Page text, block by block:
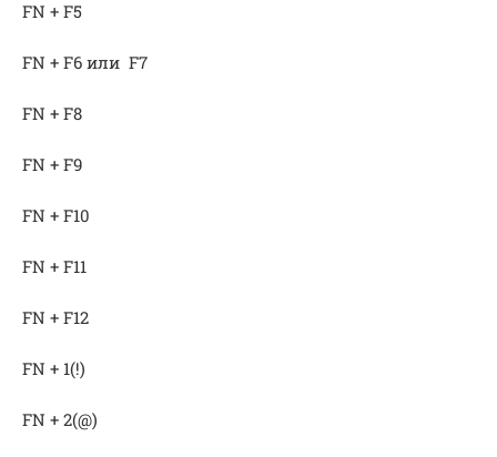
FN + F5
FN + F6 или F7
FN + F8
FN + F9
FN + F10
FN + F11
FN + F12
FN + 1(!)
FN + 2(@)